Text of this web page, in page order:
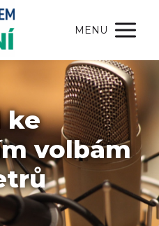
MENU
ke
volbám